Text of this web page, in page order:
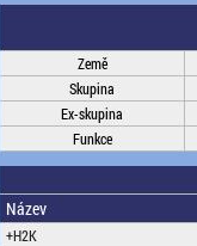
Země
Skupina
Ex-skupina
Funkce
Název
+H2K